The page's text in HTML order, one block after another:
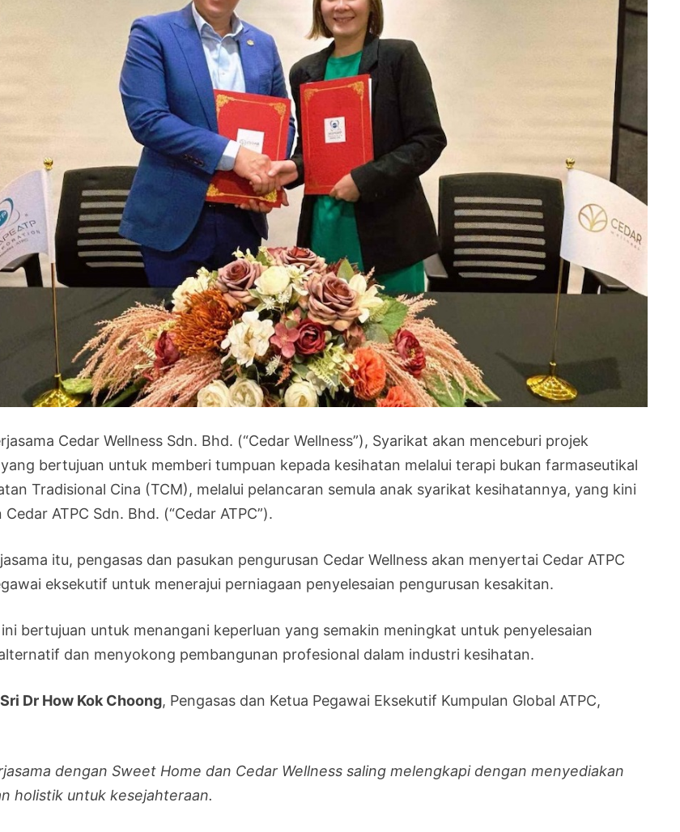
Cedar Wellness Sdn. Bhd. (“Cedar Wellness”), Syarikat akan menceburi projek
bertujuan untuk memberi tumpuan kepada kesihatan melalui terapi bukan farmaseutikal
Tradisional Cina (TCM), melalui pelancaran semula anak syarikat kesihatannya, yang kini
ATPC Sdn. Bhd. (“Cedar ATPC”).
itu, pengasas dan pasukan pengurusan Cedar Wellness akan menyertai Cedar ATPC
eksekutif untuk menerajui perniagaan penyelesaian pengurusan kesakitan.
ini bertujuan untuk menangani keperluan yang semakin meningkat untuk penyelesaian
dan menyokong pembangunan profesional dalam industri kesihatan.
Dr How Kok Choong, Pengasas dan Ketua Pegawai Eksekutif Kumpulan Global ATPC,
dengan Sweet Home dan Cedar Wellness saling melengkapi dengan menyediakan
holistik untuk kesejahteraan.